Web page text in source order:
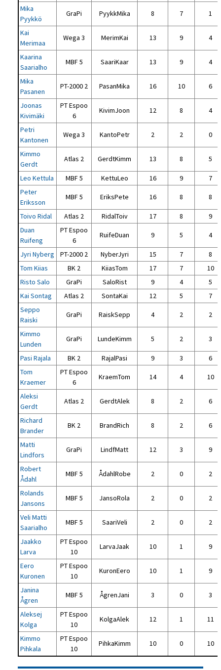
Mika
Pyykkö
GraPi PyykkMika 8 7 1
Kai
Merimaa
Wega 3 MerimKai 13 9 4
Kaarina
Saarialho
MBF 5 SaariKaar 13 9 4
Mika
Pasanen
PT-2000 2 PasanMika 16 10 6
Joonas
Kivimäki
PT Espoo
6
KivimJoon 12 8 4
Petri
Kantonen
Wega 3 KantoPetr 2 2 0
Kimmo
Gerdt
Atlas 2 GerdtKimm 13 8 5
Leo Kettula MBF 5 KettuLeo 16 9
7
Peter
Eriksson
MBF 5 EriksPete 16 8 8
Toivo Ridal Atlas 2 RidalToiv 17 8
9
Duan
Ruifeng
PT Espoo
6
RuifeDuan 9 5 4
Jyri Nyberg PT-2000 2 NyberJyri 15 7
8
Tom Kiias
BK 2 KiiasTom 17 7
10
Risto Salo
GraPi SaloRist 9 4
5
Kai Sontag
Atlas 2 SontaKai 12 5
7
Seppo
Raiski
GraPi RaiskSepp 4 2 2
Kimmo
Lunden
GraPi LundeKimm 5 2 3
Pasi Rajala BK 2 RajalPasi 9 3
6
Tom
Kraemer
PT Espoo
6
KraemTom 14 4 10
Aleksi
Gerdt
Atlas 2 GerdtAlek 8 2 6
Richard
Brander
BK 2 BrandRich 8 2 6
Matti
Lindfors
GraPi LindfMatt 12 3 9
Robert
Ådahl
MBF 5 ÅdahlRobe 2 0 2
Rolands
Jansons
MBF 5 JansoRola 2 0 2
Veli Matti
Saarialho
MBF 5 SaariVeli 2 0 2
Jaakko
Larva
PT Espoo
10
LarvaJaak 10 1 9
Eero
Kuronen
PT Espoo
10
KuronEero 10 1 9
Janina
Ågren
MBF 5 ÅgrenJani 3 0 3
Aleksej
Kolga
PT Espoo
10
KolgaAlek 12 1 11
Kimmo
Pihkala
PT Espoo
10
PihkaKimm 10 0 10